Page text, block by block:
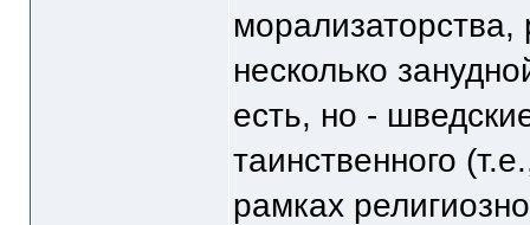
морализаторства,
несколько
есть, но -
таинственного
рамках